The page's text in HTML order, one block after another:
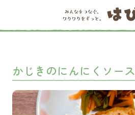
かじきのにんにくソース